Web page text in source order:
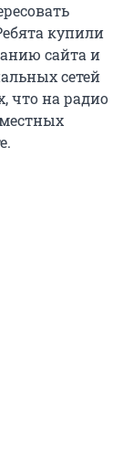
купили
сайта и
сетей
что на радио